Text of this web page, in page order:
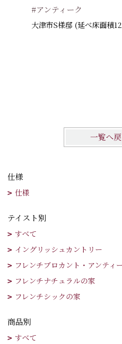
#アンティーク
大津市S様邸 (延べ床面積
一覧へ
仕様
仕様
テイスト別
すべて
イングリッシュカントリー
フレンチブロカント・アンティ
フレンチナチュラルの家
フレンチシックの家
商品別
すべて